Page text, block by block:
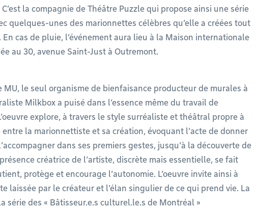
la compagnie de Théâtre Puzzle qui propose ainsi une série
quelques-unes des marionnettes célèbres qu’elle a créées tout
cas de pluie, l’événement aura lieu à la Maison internationale
au 30, avenue Saint-Just à Outremont.
MU, le seul organisme de bienfaisance producteur de murales à
Milkbox a puisé dans l’essence même du travail de
explore, à travers le style surréaliste et théâtral propre à
la marionnettiste et sa création, évoquant l’acte de donner
dans ses premiers gestes, jusqu’à la découverte de
créatrice de l’artiste, discrète mais essentielle, se fait
protège et encourage l’autonomie. L’oeuvre invite ainsi à
laissée par le créateur et l’élan singulier de ce qui prend vie. La
série des « Bâtisseur.e.s culturel.le.s de Montréal »